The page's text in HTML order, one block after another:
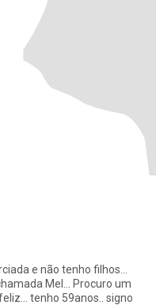
e não tenho filhos...
Mel... Procuro um
tenho 59anos.. signo